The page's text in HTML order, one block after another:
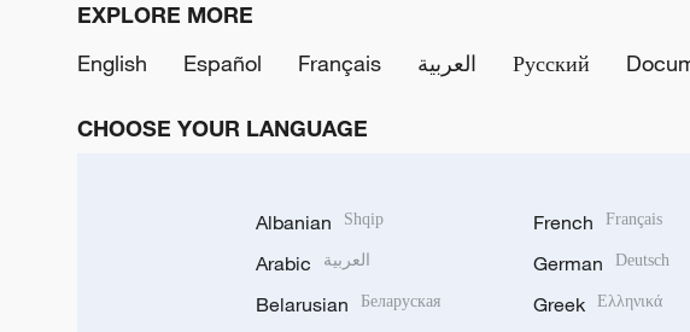
EXPLORE MORE
English
Español Français العربية Русский
CHOOSE YOUR LANGUAGE
Albanian Shqip
Arabic العربية
Belarusian Беларуская
French Français
German Deutsch
Greek Ελληνικά